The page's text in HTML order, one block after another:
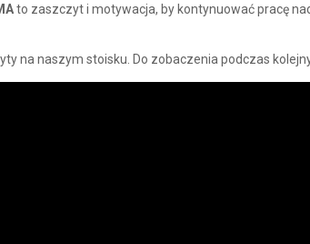
to zaszczyt i motywacja, by kontynuować pracę
na naszym stoisku. Do zobaczenia podczas